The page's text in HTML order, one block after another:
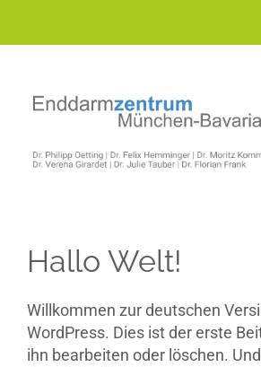
Hallo Welt!
Willkommen zur deutschen
WordPress. Dies ist der erste
ihn bearbeiten oder löschen.